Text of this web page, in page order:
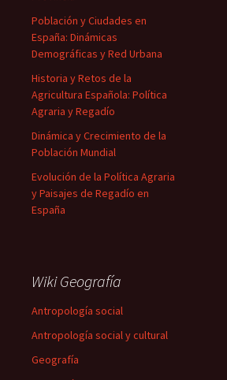
Población y Ciudades en
España: Dinámicas
Demográficas y Red Urbana
Historia y Retos de la
Agricultura Española: Política
Agraria y Regadío
Dinámica y Crecimiento de la
Población Mundial
Evolución de la Política Agraria
y Paisajes de Regadío en
España
Wiki Geografía
Antropología social
Antropología social y cultural
Geografía